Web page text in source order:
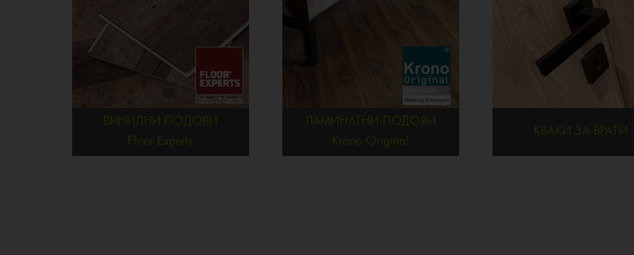
ВИНИЛНИ ПОДОВИ
Floor Experts
ЛАМИНАТНИ ПОДОВИ
Krono Original
КВАКИ ЗА ВРАТИ